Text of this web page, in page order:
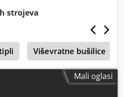
strojeva
Viševratne bušilice
Mali oglasi